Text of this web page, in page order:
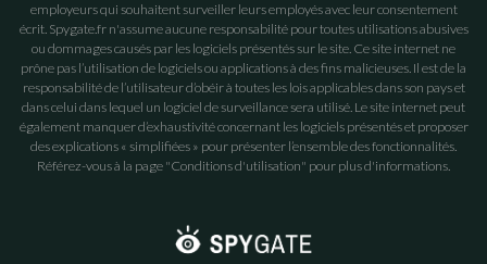
employeurs qui souhaitent surveiller leurs employés avec leur consentement
écrit. Spygate.fr n'assume aucune responsabilité pour toutes utilisations abusives
ou dommages causés par les logiciels présentés sur le site. Ce site internet ne
prône pas l’utilisation de logiciels ou applications à des fins malicieuses. Il est de la
responsabilité de l’utilisateur d’obéir à toutes les lois applicables dans son pays et
dans celui dans lequel un logiciel de surveillance sera utilisé. Le site internet peut
également manquer d’exhaustivité concernant les logiciels présentés et proposer
des explications « simplifiées » pour présenter l’ensemble des fonctionnalités.
Référez-vous à la page "Conditions d'utilisation" pour plus d'informations.